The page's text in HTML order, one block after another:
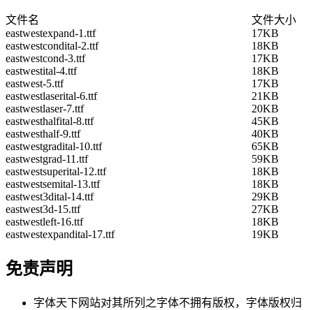
文件名
文件大小
eastwestexpand-1.ttf
17KB
eastwestcondital-2.ttf
18KB
eastwestcond-3.ttf
17KB
eastwestital-4.ttf
18KB
eastwest-5.ttf
17KB
eastwestlaserital-6.ttf
21KB
eastwestlaser-7.ttf
20KB
eastwesthalfital-8.ttf
45KB
eastwesthalf-9.ttf
40KB
eastwestgradital-10.ttf
65KB
eastwestgrad-11.ttf
59KB
eastwestsuperital-12.ttf
18KB
eastwestsemital-13.ttf
18KB
eastwest3dital-14.ttf
29KB
eastwest3d-15.ttf
27KB
eastwestleft-16.ttf
18KB
eastwestexpandital-17.ttf
19KB
免责声明
字体天下网站对其所列之字体不拥有版权，字体版权归